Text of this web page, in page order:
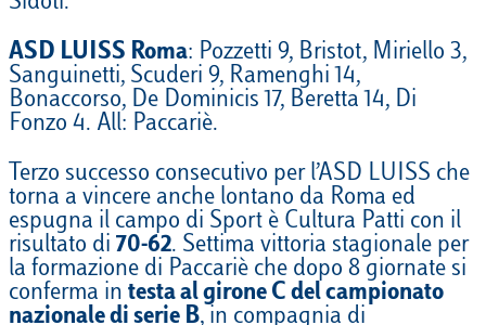
ASD LUISS Roma: Pozzetti 9, Bristot, Miriello 3,
Sanguinetti, Scuderi 9, Ramenghi 14,
Bonaccorso, De Dominicis 17, Beretta 14, Di
Fonzo 4. All: Paccariè.
Terzo successo consecutivo per l’ASD LUISS che
torna a vincere anche lontano da Roma ed
espugna il campo di Sport è Cultura Patti con il
risultato di 70-62. Settima vittoria stagionale per
la formazione di Paccariè che dopo 8 giornate si
conferma in testa al girone C del campionato
nazionale di serie B, in compagnia di